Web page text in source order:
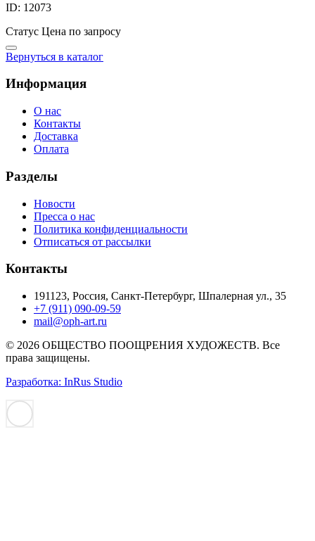
ID: 12073
Статус Цена по запросу
Вернуться в каталог
Информация
О нас
Контакты
Доставка
Оплата
Разделы
Новости
Пресса о нас
Политика конфиденциальности
Отписаться от рассылки
Контакты
191123, Россия, Санкт-Петербург, Шпалерная ул., 35
+7 (911) 090-09-59
mail@oph-art.ru
© 2026 ОБЩЕСТВО ПООЩРЕНИЯ ХУДОЖЕСТВ. Все
права защищены.
Разработка: InRus Studio